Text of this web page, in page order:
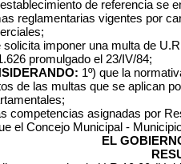
de referencia se
reglamentarias vigentes por
solicita imponer una multa de
promulgado el 23/IV/84;
1º) que la
de las multas que se aplican
competencias asignadas por
el Concejo Municipal -
EL